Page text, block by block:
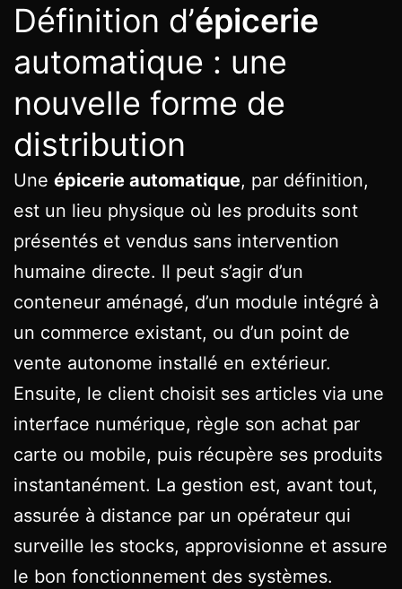
Définition d’épicerie
automatique : une
nouvelle forme de
distribution
Une épicerie automatique, par définition,
est un lieu physique où les produits sont
présentés et vendus sans intervention
humaine directe. Il peut s’agir d’un
conteneur aménagé, d’un module intégré à
un commerce existant, ou d’un point de
vente autonome installé en extérieur.
Ensuite, le client choisit ses articles via une
interface numérique, règle son achat par
carte ou mobile, puis récupère ses produits
instantanément. La gestion est, avant tout,
assurée à distance par un opérateur qui
surveille les stocks, approvisionne et assure
le bon fonctionnement des systèmes.